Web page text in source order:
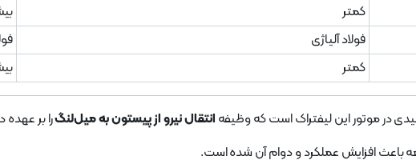
کمتر
فولاد آلیاژی
کمتر
در موتور این لیفتراک است که وظیفه انتقال نیرو از پیستون به میل‌لنگرا بر عهده
باعث افزایش عملکرد و دوام آن شده است.